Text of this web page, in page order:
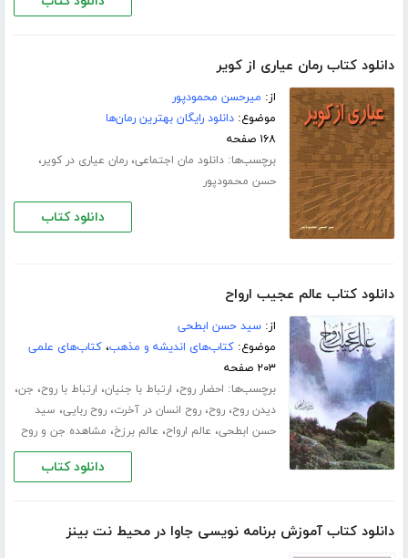
دانلود کتاب رمان عیاری از کویر
از: میرحسن محمودپور
موضوع:دانلود رایگان بهترین رمان‌ها
۱۶۸ صفحه
برچسب‌ها:دانلود مان اجتماعی،رمان عیاری در کویر،
حسن محمودپور
دانلود کتاب
دانلود کتاب عالم عجیب ارواح
از:سید حسن ابطحی
موضوع:کتاب‌های اندیشه و مذهب،کتاب‌های علمی
۲۰۳ صفحه
برچسب‌ها: احضار روح، ارتباط با جنیان، ارتباط با روح، جن،
دیدن روح،روح،روح انسان در آخرت،روح ربایی، سید
حسن ابطحی، عالم ارواح، عالم برزخ، مشاهده جن و روح
دانلود کتاب
دانلود کتاب آموزش برنامه نویسی جاوا در محیط نت بینز